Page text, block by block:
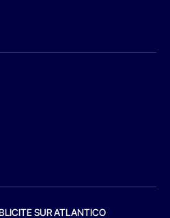
SUR ATLANTICO